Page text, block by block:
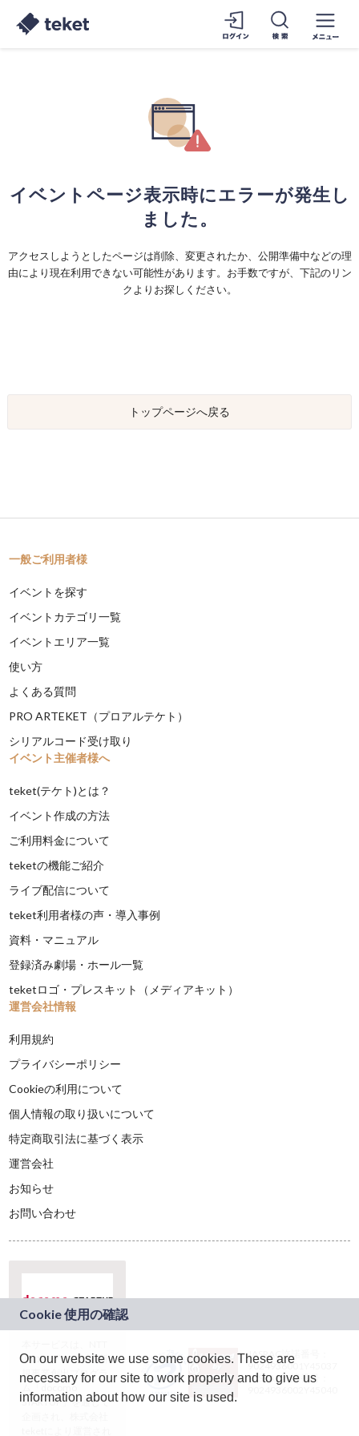
イベントページ表示時にエラーが発生し
ました。
アクセスしようとしたページは削除、変更されたか、公開準備中などの理
由により現在利用できない可能性があります。お手数ですが、下記のリン
クよりお探しください。
トップページへ戻る
一般ご利用者様
イベントを探す
イベントカテゴリ一覧
イベントエリア一覧
使い方
よくある質問
PRO ARTEKET（プロアルテケト）
シリアルコード受け取り
イベント主催者様へ
teket(テケト)とは？
イベント作成の方法
ご利用料金について
teketの機能ご紹介
ライブ配信について
teket利用者様の声・導入事例
資料・マニュアル
登録済み劇場・ホール一覧
teketロゴ・プレスキット（メディアキット）
運営会社情報
利用規約
プライバシーポリシー
Cookieの利用について
個人情報の取り扱いについて
特定商取引法に基づく表示
運営会社
お知らせ
お問い合わせ
ドコモグループの新
規事業創出プログラ
ム「docomo
STARTUP」を通じて
JASRAC許諾番号：
9024936001Y45037
JASRAC許諾番号：
On our website we use some cookies. These are
necessary for our site to work properly and to give us
information about how our site is used.